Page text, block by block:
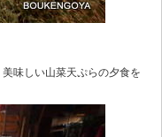
味しい山菜天ぷらの夕食を